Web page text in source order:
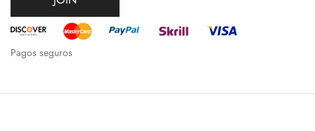
Pagos seguros